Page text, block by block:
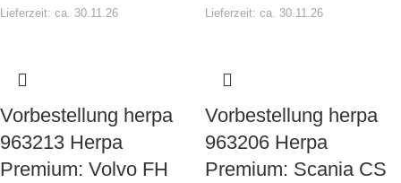
Lieferzeit: ca. 30.11.26 Lieferzeit: ca. 30.11.26
Vorbestellung herpa
963213 Herpa
Premium: Volvo FH
Vorbestellung herpa
963206 Herpa
Premium: Scania CS